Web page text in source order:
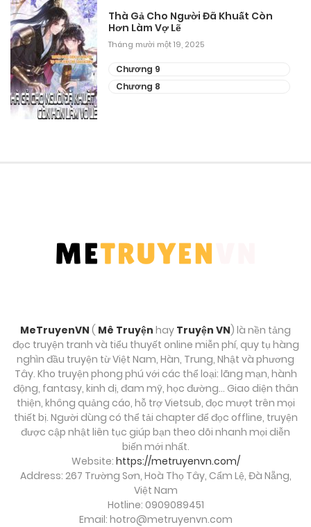
Tháng 9 28, 2025
Chương 17
Tháng 9 28, 2025
Chương 16
Tháng 9 28, 2025
Chương 12
Tháng 9 28, 2025
Chương 11
Tháng 9 28, 2025
Tháng 9 28, 2025
Thà Gả Cho Người Đã Khuất Còn
Hơn Làm Vợ Lẽ
Tháng mười một 19, 2025
Chương 9
Chương 8
MeTruyenVN ( Mê Truyện hay Truyện VN) là nền tảng
đọc truyện tranh và tiểu thuyết online miễn phí, quy tụ hàng
nghìn đầu truyện từ Việt Nam, Hàn, Trung, Nhật và phương
Tây. Kho truyện phong phú với các thể loại: lãng mạn, hành
động, fantasy, kinh dị, đam mỹ, học đường… Giao diện thân
thiện, không quảng cáo, hỗ trợ Vietsub, đọc mượt trên mọi
thiết bị. Người dùng có thể tải chapter để đọc offline, truyện
được cập nhật liên tục giúp bạn theo dõi nhanh mọi diễn
biến mới nhất.
Website: https://metruyenvn.com/
Address: 267 Trường Sơn, Hoà Thọ Tây, Cẩm Lệ, Đà Nẵng,
Việt Nam
Hotline: 0909089451
Email: hotro@metruyenvn.com